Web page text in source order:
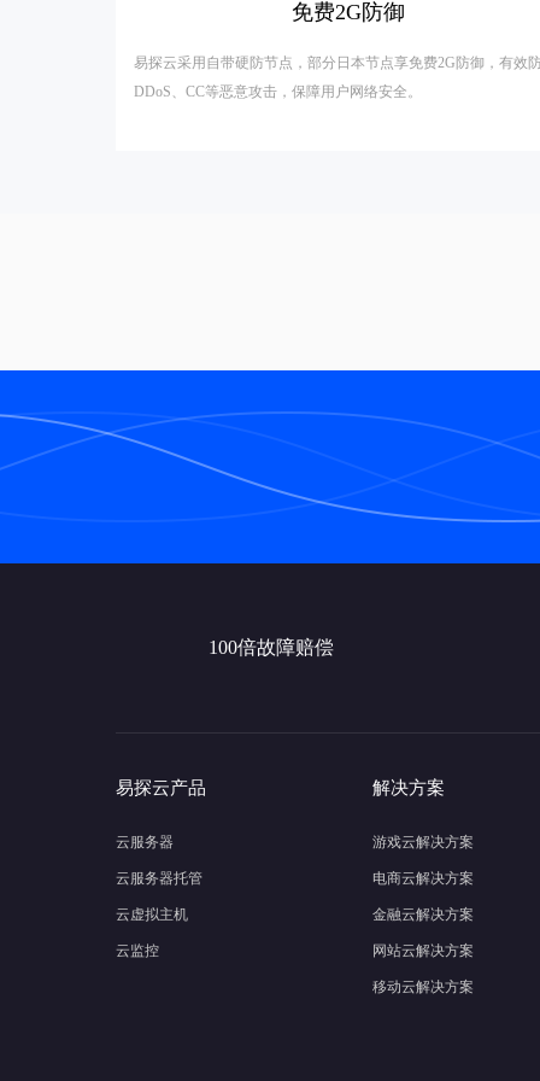
免费2G防御
易探云采用自带硬防节点，部分日本节点享免费2G防御，有效
DDoS、CC等恶意攻击，保障用户网络安全。
100倍故障赔偿
易探云产品
云服务器
云服务器托管
云虚拟主机
云监控
解决方案
游戏云解决方案
电商云解决方案
金融云解决方案
网站云解决方案
移动云解决方案